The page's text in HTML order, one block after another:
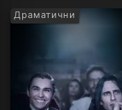
Драматични